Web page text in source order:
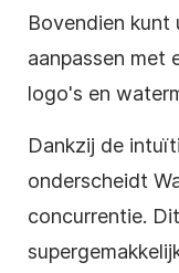
Bovendien kunt
aanpassen met
logo's en
Dankzij de
onderscheidt
concurrentie.